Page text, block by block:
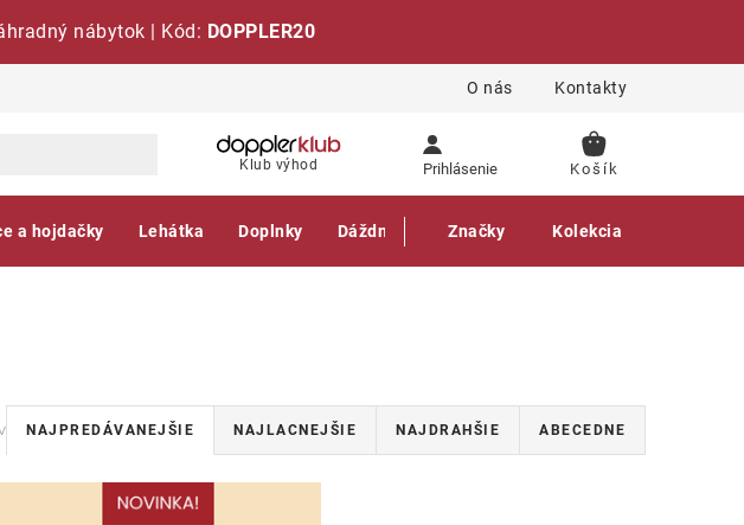
nábytok | Kód: DOPPLER20
O nás Kontakty
Klub výhod Prihlásenie
NÁKUPNÝ
a hojdačky Lehátka Doplnky Dáždniky Gastro produkty
Značky Kolekcia
R
a
NAJPREDÁVANEJŠIE NAJLACNEJŠIE NAJDRAHŠIE ABECEDNE